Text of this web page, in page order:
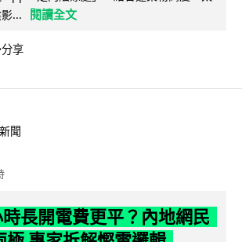
...
閱讀全文
分享
聞
長開電費更平？內地網民